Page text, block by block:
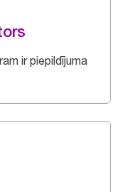
ir piepildījuma